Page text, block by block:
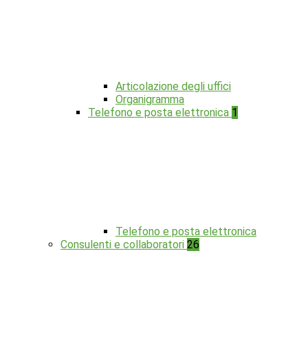
Articolazione degli uffici
Organigramma
Telefono e posta elettronica 1
Telefono e posta elettronica
Consulenti e collaboratori 26